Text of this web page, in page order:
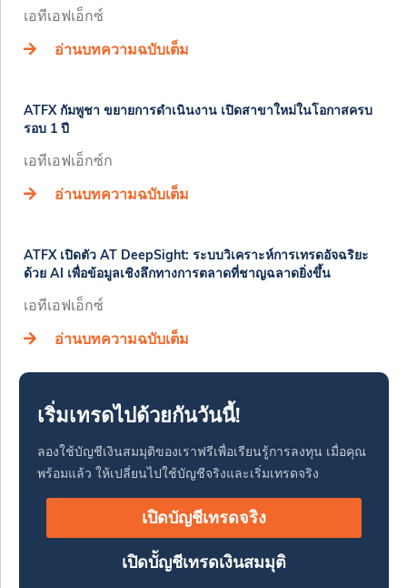
​เอทีเอฟเอ็กซ์
อ่านบทความฉบับเต็ม
ATFX กัมพูชา ขยายการดำเนินงาน เปิดสาขาใหม่ในโอกาสครบ
รอบ 1 ปี
เอทีเอฟเอ็กซ์ก
อ่านบทความฉบับเต็ม
ATFX เปิดตัว AT DeepSight: ระบบวิเคราะห์การเทรดอัจฉริยะ
ด้วย AI เพื่อข้อมูลเชิงลึกทางการตลาดที่ชาญฉลาดยิ่งขึ้น
เอทีเอฟเอ็กซ์
อ่านบทความฉบับเต็ม
เริ่มเทรดไปด้วยกันวันนี้!
ลองใช้บัญชีเงินสมมุติของเราฟรีเพื่อเรียนรู้การลงทุน เมื่อคุณ
พร้อมแล้ว ให้เปลี่ยนไปใช้บัญชีจริงและเริ่มเทรดจริง
เปิดบัญชีเทรดจริง
เปิดบััญชีเทรดเงินสมมุติ